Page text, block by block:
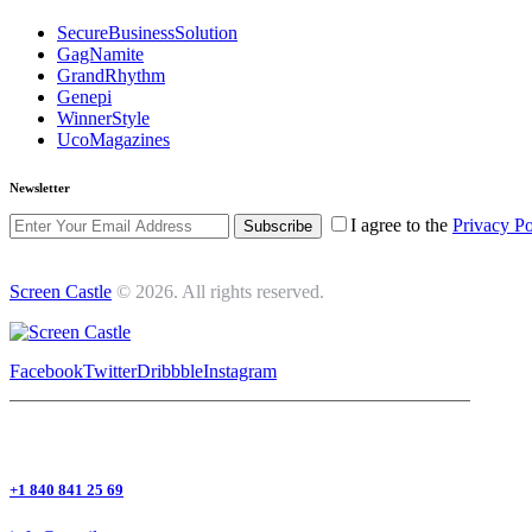
SecureBusinessSolution
GagNamite
GrandRhythm
Genepi
WinnerStyle
UcoMagazines
Newsletter
Subscribe I agree to the Privacy
Screen Castle © 2026. All rights reserved.
FacebookTwitterDribbbleInstagram
+1 840 841 25 69